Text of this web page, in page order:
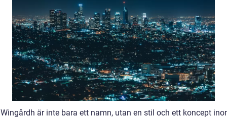
är inte bara ett namn, utan en stil och ett koncept